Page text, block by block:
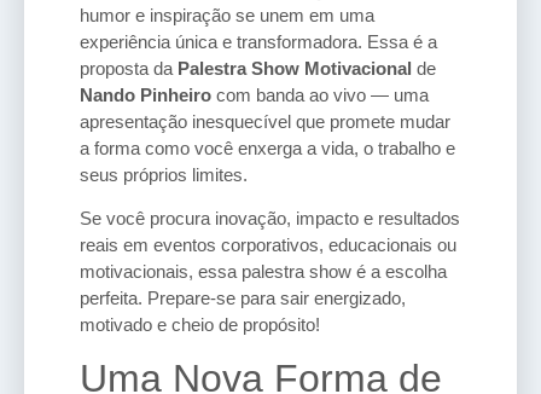
humor e inspiração se unem em uma
experiência única e transformadora. Essa é a
proposta da Palestra Show Motivacional de
Nando Pinheiro com banda ao vivo — uma
apresentação inesquecível que promete mudar
a forma como você enxerga a vida, o trabalho e
seus próprios limites.
Se você procura inovação, impacto e resultados
reais em eventos corporativos, educacionais ou
motivacionais, essa palestra show é a escolha
perfeita. Prepare-se para sair energizado,
motivado e cheio de propósito!
Uma Nova Forma de